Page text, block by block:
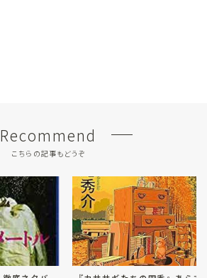
Recommend
こちらの記事もどうぞ